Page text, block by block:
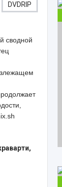
DVDRIP
сводной